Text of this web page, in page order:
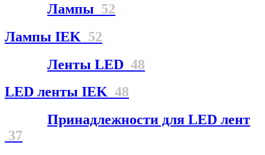
Лампы 52
Лампы IEK 52
Ленты LED 48
LED ленты IEK 48
Принадлежности для LED лент
37